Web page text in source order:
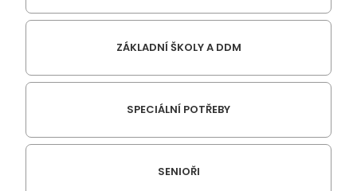
ZÁKLADNÍ ŠKOLY A DDM
SPECIÁLNÍ POTŘEBY
SENIOŘI